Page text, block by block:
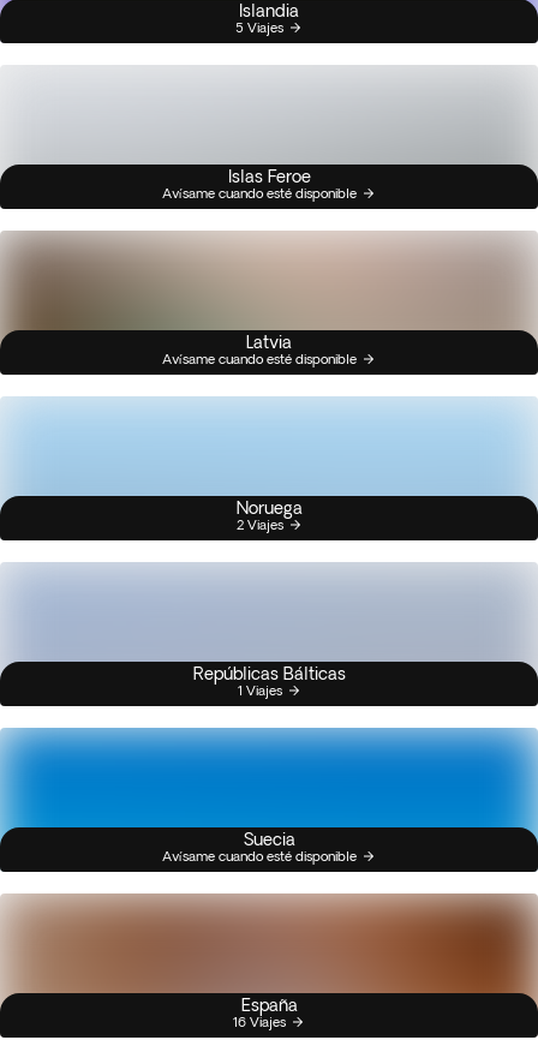
Islandia
5 Viajes
Islas Feroe
Avísame cuando esté disponible
Latvia
Avísame cuando esté disponible
Noruega
2 Viajes
Repúblicas Bálticas
1 Viajes
Suecia
Avísame cuando esté disponible
España
16 Viajes